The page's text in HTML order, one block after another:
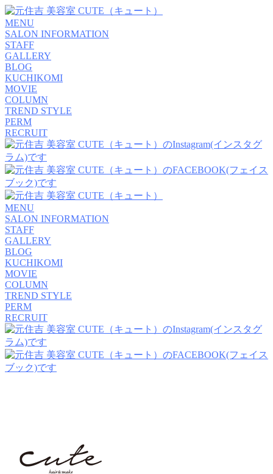
MENU
SALON INFORMATION
STAFF
GALLERY
BLOG
KUCHIKOMI
MOVIE
COLUMN
TREND STYLE
PERM
RECRUIT
MENU
SALON INFORMATION
STAFF
GALLERY
BLOG
KUCHIKOMI
MOVIE
COLUMN
TREND STYLE
PERM
RECRUIT